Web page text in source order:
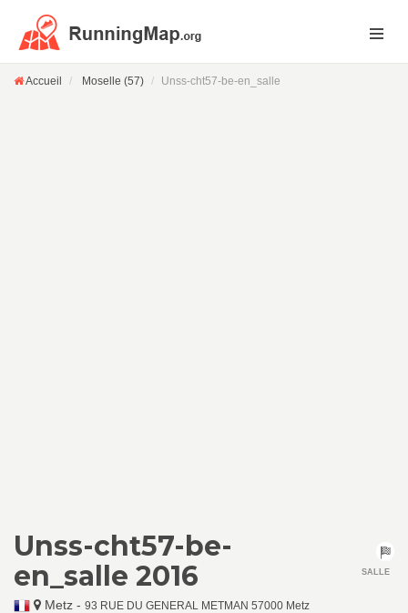
Accueil Moselle (57) Unss-cht57-be-en_salle
Unss-cht57-be-
en_salle 2016
Metz - 93 RUE DU GENERAL METMAN 57000 Metz
SALLE